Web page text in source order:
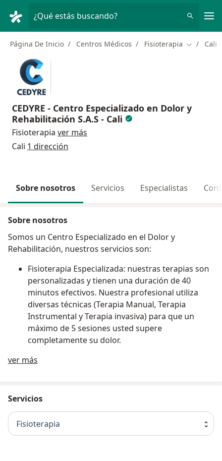
¿Qué estás buscando?
Página De Inicio Centros Médicos Fisioterapia Cambiar
Cali
CEDYRE - Centro Especializado en Dolor y
Rehabilitación S.A.S - Cali
Fisioterapia ver más
Cali 1 dirección
Sobre nosotros Servicios Especialistas
Sobre nosotros
Somos un Centro Especializado en el Dolor y
Rehabilitación, nuestros servicios son:
Fisioterapia Especializada: nuestras terapias son
personalizadas y tienen una duración de 40
minutos efectivos. Nuestra profesional utiliza
diversas técnicas (Terapia Manual, Terapia
Instrumental y Terapia invasiva) para que un
máximo de 5 sesiones usted supere
completamente su dolor.
Sueroterapia: Aplicación de sueros
presente.
Medicina general: Atención oportuna e integral
de molestias generales, programas de
promoción y prevención y realización de
procedimientos menores.
ver más
Servicios
Fisioterapia